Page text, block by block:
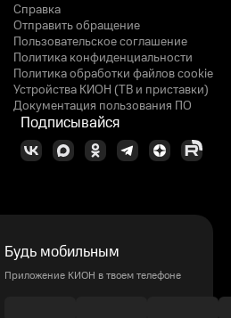
Справка
Отправить обращение
Пользовательское соглашение
Политика конфиденциальности
Политика обработки файлов cookie
Устройства КИОН (ТВ и приставки)
Документация пользования ПО
Подписывайся
Будь мобильным
Приложение КИОН в твоем телефоне